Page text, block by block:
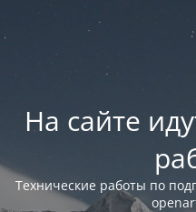
На сайте
Технические работы по